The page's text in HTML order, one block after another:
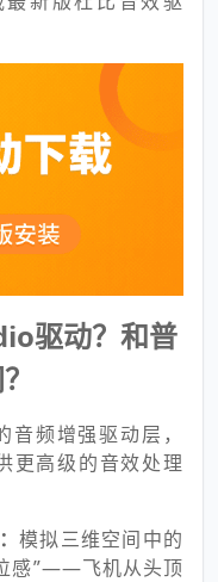
驱动？和普
频增强驱动层，
更高级的音效处理
模拟三维空间中的
感”——飞机从头顶